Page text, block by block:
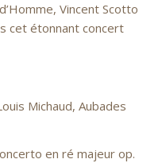
Vincent Scotto
cet étonnant concert
Michaud, Aubades
en ré majeur op.